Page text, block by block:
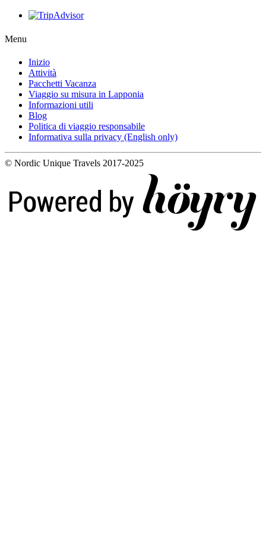
Menu
Inizio
Attività
Pacchetti Vacanza
Viaggio su misura in Lapponia
Informazioni utili
Blog
Politica di viaggio responsabile
Informativa sulla privacy (English only)
© Nordic Unique Travels 2017-2025